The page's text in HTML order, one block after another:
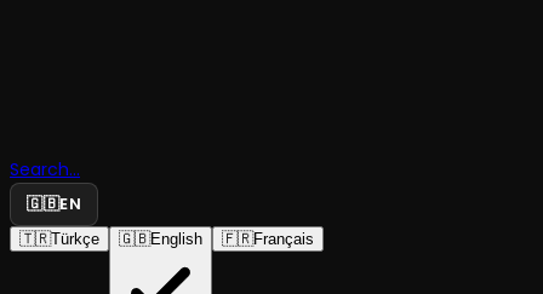
Search...
🇬🇧EN
🇹🇷Türkçe 🇬🇧English 🇫🇷Français
Adını Sen